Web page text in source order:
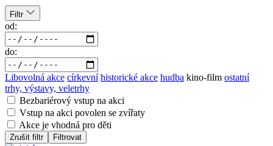
Filtr
od:
do:
Libovolná akce církevní historické akce hudba kino-film ostatní
trhy, výstavy, veletrhy
Bezbariérový vstup na akci
Vstup na akci povolen se zvířaty
Akce je vhodná pro děti
Zrušit filtr Filtrovat